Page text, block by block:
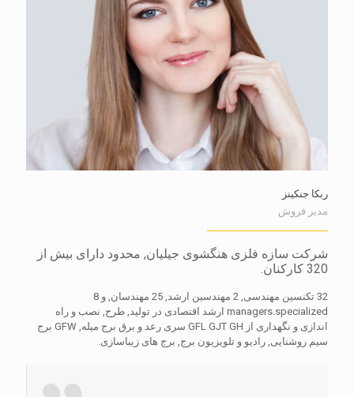
ربکا جنکینز
مدیر فروش
شرکت سازه فلزی هنگشوی جیلیان, محدود دارای بیش از
320 کارکنان.
32 تکنسین مهندسی, 2 مهندسین ارشد, 25 مهندسان, و 8
managers.specialized ارشد اقتصادی در تولید, طرح, نصب و راه
اندازی و نگهداری از GFL GJT GH سری رعد و برق برج میله, GFW برج
سیم روشنایی, رادیو و تلویزیون برج, برج های زیباسازی.